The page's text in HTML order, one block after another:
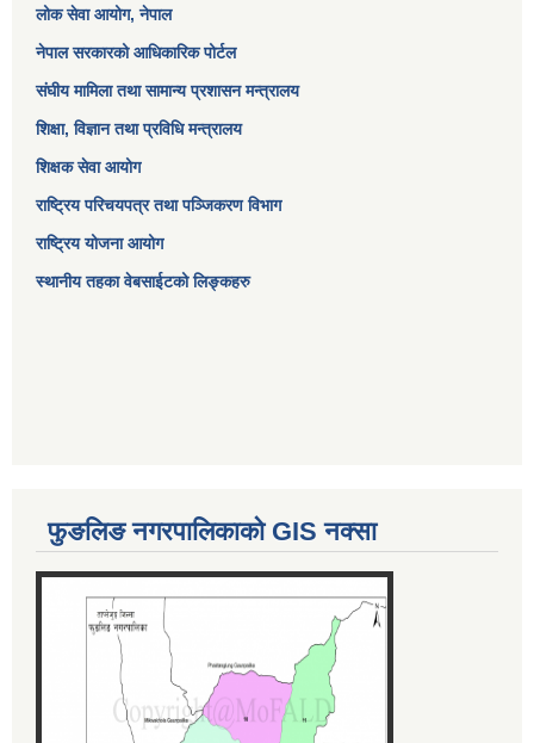
लोक सेवा आयोग, नेपाल
नेपाल सरकारको आधिकारिक पोर्टल
संघीय मामिला तथा सामान्य प्रशासन मन्त्रालय
शिक्षा, विज्ञान तथा प्रविधि मन्त्रालय
शिक्षक सेवा आयोग
राष्ट्रिय परिचयपत्र तथा पञ्जिकरण विभाग
राष्ट्रिय योजना आयोग
स्थानीय तहका वेबसाईटको लिङ्कहरु
फुङलिङ नगरपालिकाको GIS नक्सा